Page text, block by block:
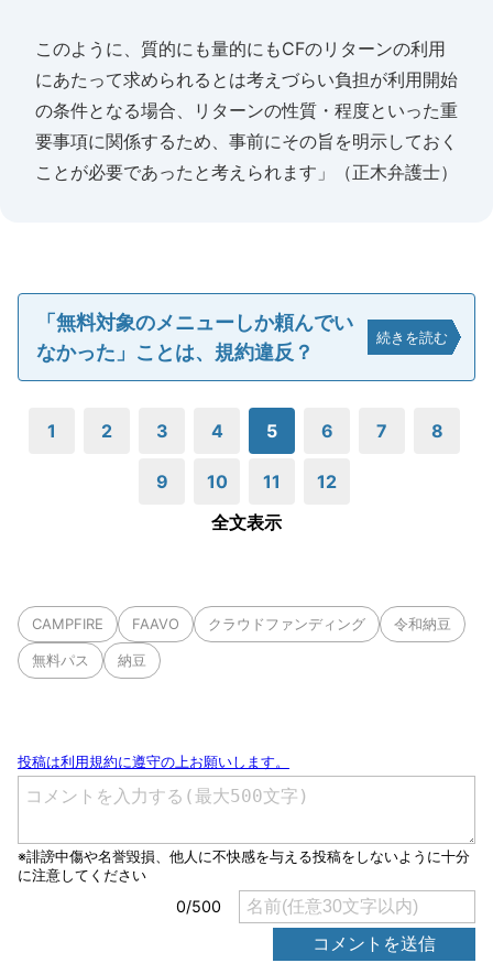
このように、質的にも量的にもCFのリターンの利用
にあたって求められるとは考えづらい負担が利用開始
の条件となる場合、リターンの性質・程度といった重
要事項に関係するため、事前にその旨を明示しておく
ことが必要であったと考えられます」（正木弁護士）
「無料対象のメニューしか頼んでい
なかった」ことは、規約違反？
続きを読む
1 2 3 4 5 6 7 8
9 10 11
12
全文表示
CAMPFIRE FAAVO クラウドファンディング 令和納豆
無料パス 納豆